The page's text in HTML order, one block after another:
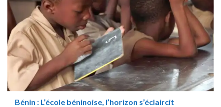
Bénin : L’école béninoise, l’horizon s’éclaircit